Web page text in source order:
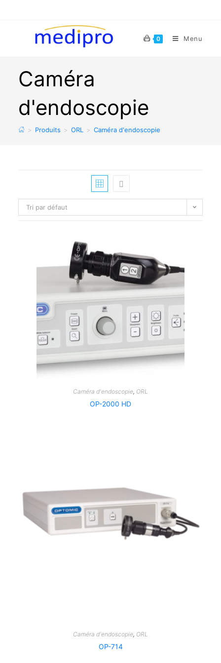
0 Menu
Caméra
d'endoscopie
> Produits > ORL > Caméra d'endoscopie
Tri par défaut
Caméra d'endoscopie, ORL
OP-2000 HD
Caméra d'endoscopie, ORL
OP-714